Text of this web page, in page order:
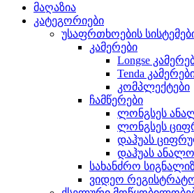
მაღაზია
კატეგორიები
უსაფრთხოების
კამერები
Longse
Tenda
კომპლექტები
ჩამწერები
ლონგსეს
ლონგსეს
დაჰუას
დაჰუას
სახანძრო
ვიდეო